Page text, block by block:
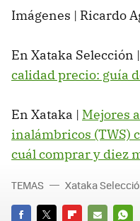
Imágenes | Ricardo
En Xataka Selección |
calidad precio: guía
En Xataka | Mejores
inalámbricos (TWS)
cuál comprar y diez
TEMAS Xataka